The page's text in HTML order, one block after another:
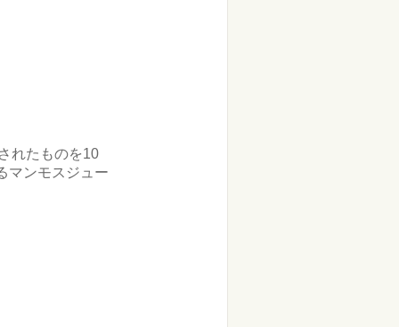
れたものを10
マンモスジュー